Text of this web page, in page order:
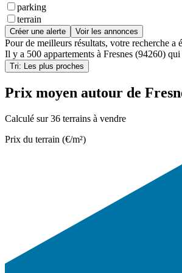
parking
terrain
Créer une alerte Voir les annonces
Pour de meilleurs résultats, votre recherche a
Il y a 500 appartements à Fresnes (94260) qui
Tri: Les plus proches
Prix moyen autour de
Calculé sur 36 terrains à vendre
Prix du terrain (€/m²)